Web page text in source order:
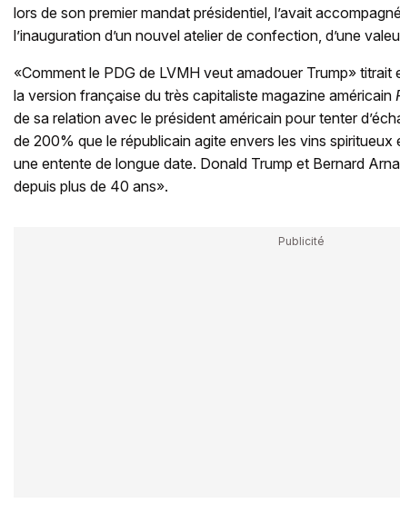
lors de son premier mandat présidentiel, l’avait
l’inauguration d’un nouvel atelier de confection, d’une
«Comment le PDG de LVMH veut amadouer Trump» titrait
la version française du très capitaliste magazine américain
de sa relation avec le président américain pour tenter
de 200% que le républicain agite envers les vins spiritueux
une entente de longue date. Donald Trump et Bernard
depuis plus de 40 ans».